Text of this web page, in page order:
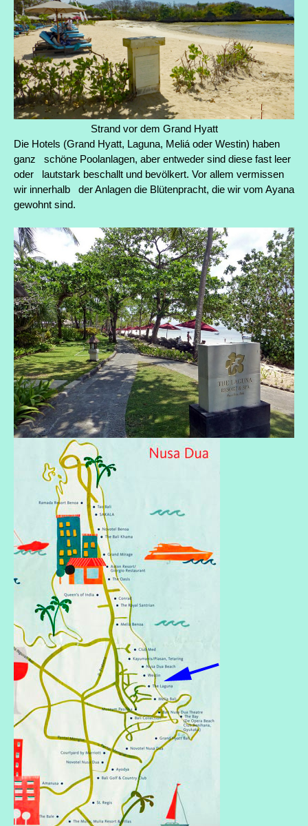
Strand vor dem Grand Hyatt
Die Hotels (Grand Hyatt, Laguna, Meliá oder Westin) haben
ganz schöne Poolanlagen, aber entweder sind diese fast leer
oder lautstark beschallt und bevölkert. Vor allem vermissen
wir innerhalb der Anlagen die Blütenpracht, die wir vom Ayana
gewohnt sind.